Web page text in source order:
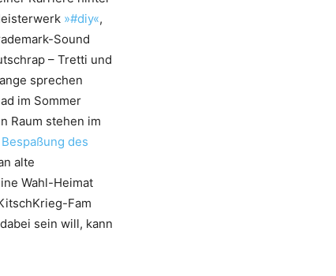
»#diy«,
Sound
– Tretti und
sprechen
im Sommer
Raum stehen im
Bespaßung des
alte
Wahl-Heimat
Fam
sein will, kann